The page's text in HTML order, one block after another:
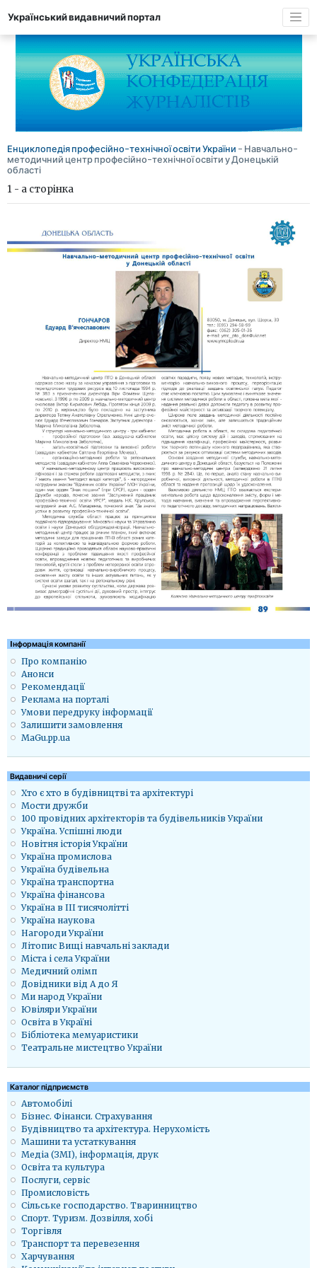
Український видавничий портал
Енциклопедія професійно-технічної освіти України - Навчально-
методичний центр професійно-технічної освіти у Донецькій
області
1 - а сторінка
Iнформація компанії
Про компанію
Анонси
Рекомендації
Реклама на порталі
Умови передруку інформації
Залишити замовлення
MaGu.pp.ua
Видавничі серії
Хто є хто в будівництві та архітектурі
Мости дружби
100 провідних архітекторів та будівельників України
Україна. Успішні люди
Новітня історія України
Україна промислова
Україна будівельна
Україна транспортна
Україна фінансова
Україна в ІІІ тисячолітті
Україна наукова
Нагороди України
Літопис Вищі навчальні заклади
Міста і села України
Медичний олімп
Довідники від А до Я
Ми народ України
Ювіляри України
Освіта в Україні
Бібліотека мемуаристики
Театральне мистецтво України
Каталог підприємств
Автомобілі
Бізнес. Фінанси. Страхування
Будівництво та архітектура. Нерухомість
Машини та устаткування
Медіа (ЗМІ), інформація, друк
Освіта та культура
Послуги, сервіс
Промисловість
Сільське господарство. Тваринництво
Спорт. Туризм. Дозвілля, хобі
Торгівля
Транспорт та перевезення
Харчування